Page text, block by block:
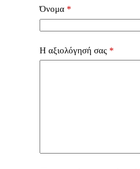
Όνομα*
Η αξιολόγησή σας *